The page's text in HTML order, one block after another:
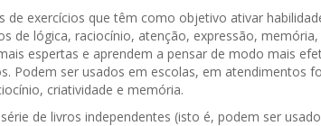
de exercícios que têm como objetivo ativar
de lógica, raciocínio, atenção, expressão,
espertas e aprendem a pensar de modo mais
Podem ser usados em escolas, em
criatividade e memória.
de livros independentes (isto é, podem ser